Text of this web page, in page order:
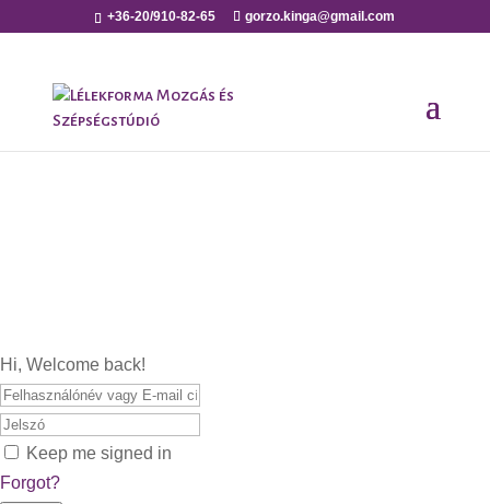
+36-20/910-82-65 gorzo.kinga@gmail.com
Hi, Welcome back!
Keep me signed in
Forgot?